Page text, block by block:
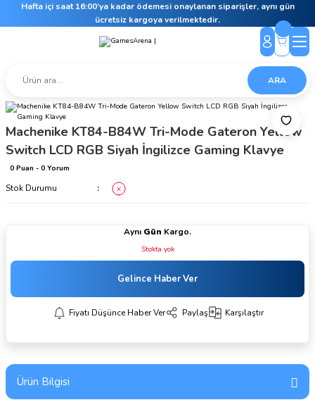
Hafta içi saat 16:00’ya kadar ödemesi onaylanan siparişler, aynı gün
ücretsiz kargoya verilmektedir.
ARA
Machenike KT84-B84W Tri-Mode Gateron Yellow
Switch LCD RGB Siyah İngilizce Gaming Klavye
0 Puan - 0 Yorum
Stok Durumu
Aynı Gün Kargo.
Stokta yok
Gelince Haber Ver
Fiyatı Düşünce Haber Ver Paylaş Karşılaştır
Ürün Bilgisi